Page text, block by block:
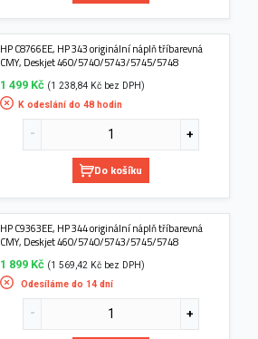
HP C8766EE, HP 343 originální náplň tříbarevná
CMY, Deskjet 460/5740/5743/5745/5748
1 499 Kč (1 238,84 Kč bez DPH)
K odeslání do 48 hodin
Do košíku
HP C9363EE, HP 344 originální náplň tříbarevná
CMY, Deskjet 460/5740/5743/5745/5748
1 899 Kč (1 569,42 Kč bez DPH)
Odesíláme do 14 dní